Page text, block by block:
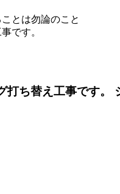
とは勿論のこと
です。
ち替え工事です。